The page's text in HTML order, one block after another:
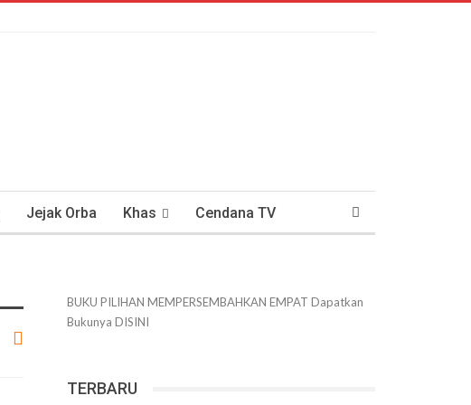
Jejak Orba Khas Cendana TV
BUKU PILIHAN MEMPERSEMBAHKAN EMPAT Dapatkan
Bukunya DISINI
TERBARU